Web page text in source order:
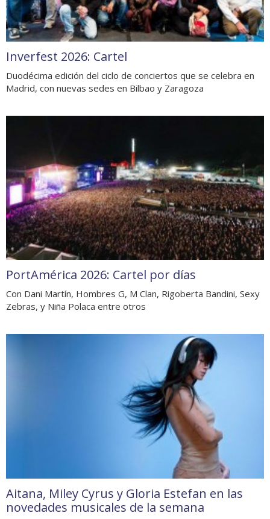
Inverfest 2026: Cartel
Duodécima edición del ciclo de conciertos que se celebra en
Madrid, con nuevas sedes en Bilbao y Zaragoza
PortAmérica 2026: Cartel por días
Con Dani Martín, Hombres G, M Clan, Rigoberta Bandini, Sexy
Zebras, y Niña Polaca entre otros
Aitana, Miley Cyrus y Gloria Estefan en las
novedades musicales de la semana